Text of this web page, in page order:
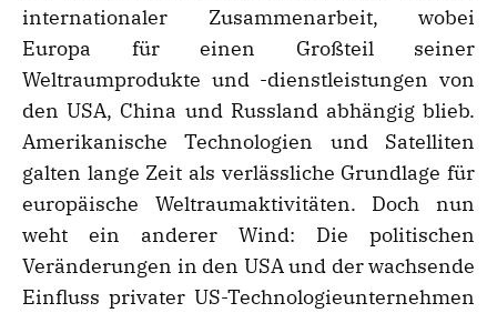
internationaler Zusammenarbeit, wobei
Europa für einen Großteil seiner
Weltraumprodukte und -dienstleistungen von
den USA, China und Russland abhängig blieb.
Amerikanische Technologien und Satelliten
galten lange Zeit als verlässliche Grundlage für
europäische Weltraumaktivitäten. Doch nun
weht ein anderer Wind: Die politischen
Veränderungen in den USA und der wachsende
Einfluss privater US-Technologieunternehmen